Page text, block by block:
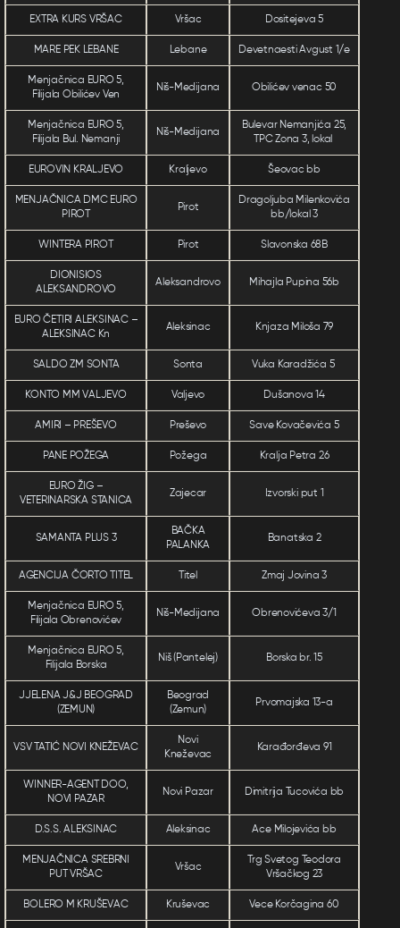
EXTRA KURS VRŠAC Vršac Dositejeva 5
MARE PEK LEBANE Lebane Devetnaesti Avgust 1/e
Menjačnica EURO 5,
Filijala Obilićev Ven
Niš-Medijana Obilićev venac 50
Menjačnica EURO 5,
Filijala Bul. Nemanji
Niš-Medijana
Bulevar Nemanjića 25,
TPC Zona 3, lokal
EUROVIN KRALJEVO Kraljevo Šeovac bb
MENJAČNICA DMC EURO
PIROT
Pirot
Dragoljuba Milenkovića
bb/lokal 3
WINTERA PIROT Pirot Slavonska 68B
DIONISIOS
ALEKSANDROVO
Aleksandrovo Mihajla Pupina 56b
EURO ČETIRI ALEKSINAC –
ALEKSINAC Kn
Aleksinac Knjaza Miloša 79
SALDO ZM SONTA Sonta Vuka Karadžića 5
KONTO MM VALJEVO Valjevo Dušanova 14
AMIRI – PREŠEVO Preševo Save Kovačevića 5
PANE POŽEGA Požega Kralja Petra 26
EURO ŽIG –
VETERINARSKA STANICA
Zajecar Izvorski put 1
SAMANTA PLUS 3
BAČKA
PALANKA
Banatska 2
AGENCIJA ČORTO TITEL Titel Zmaj Jovina 3
Menjačnica EURO 5,
Filijala Obrenovićev
Niš-Medijana Obrenovićeva 3/1
Menjačnica EURO 5,
Filijala Borska
Niš (Pantelej) Borska br. 15
JJELENA J&J BEOGRAD
(ZEMUN)
Beograd
(Zemun)
Prvomajska 13-a
VSV TATIĆ NOVI KNEŽEVAC
Novi
Kneževac
Karađorđeva 91
WINNER-AGENT DOO,
NOVI PAZAR
Novi Pazar Dimitrija Tucovića bb
D.S.S. ALEKSINAC Aleksinac Ace Milojevića bb
MENJAČNICA SREBRNI
PUT VRŠAC
Vršac
Trg Svetog Teodora
Vršačkog 23
BOLERO M KRUŠEVAC Kruševac Vece Korčagina 60